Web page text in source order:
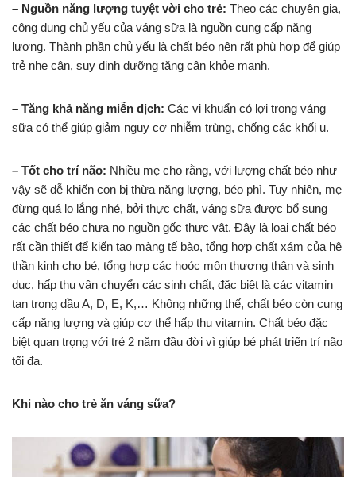
– Nguồn năng lượng tuyệt vời cho trẻ: Theo các chuyên gia,
công dụng chủ yếu của váng sữa là nguồn cung cấp năng
lượng. Thành phần chủ yếu là chất béo nên rất phù hợp để giúp
trẻ nhẹ cân, suy dinh dưỡng tăng cân khỏe mạnh.
– Tăng khả năng miễn dịch: Các vi khuẩn có lợi trong váng
sữa có thể giúp giảm nguy cơ nhiễm trùng, chống các khối u.
– Tốt cho trí não: Nhiều mẹ cho rằng, với lượng chất béo như
vậy sẽ dễ khiến con bị thừa năng lượng, béo phì. Tuy nhiên, mẹ
đừng quá lo lắng nhé, bởi thực chất, váng sữa được bổ sung
các chất béo chưa no nguồn gốc thực vật. Đây là loại chất béo
rất cần thiết để kiến tạo màng tế bào, tổng hợp chất xám của hệ
thần kinh cho bé, tổng hợp các hoóc môn thượng thận và sinh
dục, hấp thu vận chuyển các sinh chất, đặc biệt là các vitamin
tan trong dầu A, D, E, K,… Không những thế, chất béo còn cung
cấp năng lượng và giúp cơ thể hấp thu vitamin. Chất béo đặc
biệt quan trọng với trẻ 2 năm đầu đời vì giúp bé phát triển trí não
tối đa.
Khi nào cho trẻ ăn váng sữa?